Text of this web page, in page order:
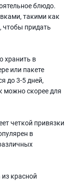
блюдо.
такими как
чтобы придать
хранить в
или пакете
до 3-5 дней,
можно скорее для
четкой привязки
в
красной